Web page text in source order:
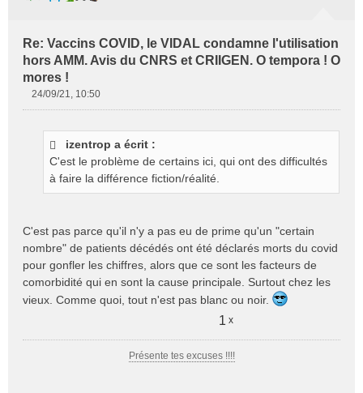
Re: Vaccins COVID, le VIDAL condamne l'utilisation
hors AMM. Avis du CNRS et CRIIGEN. O tempora ! O
mores !
n
l
u
24/09/21, 10:50
izentrop a écrit :
C'est le problème de certains ici, qui ont des difficultés
à faire la différence fiction/réalité.
C'est pas parce qu'il n'y a pas eu de prime qu'un "certain
nombre" de patients décédés ont été déclarés morts du covid
pour gonfler les chiffres, alors que ce sont les facteurs de
comorbidité qui en sont la cause principale. Surtout chez les
vieux. Comme quoi, tout n'est pas blanc ou noir.
1 x
Présente tes excuses !!!!